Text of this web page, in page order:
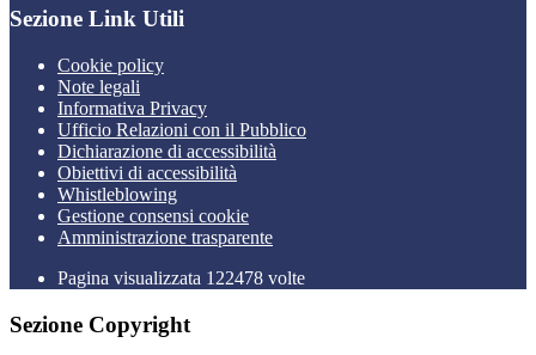
Sezione Link Utili
Cookie policy
Note legali
Informativa Privacy
Ufficio Relazioni con il Pubblico
Dichiarazione di accessibilità
Obiettivi di accessibilità
Whistleblowing
Gestione consensi cookie
Amministrazione trasparente
Pagina visualizzata 122478 volte
Sezione Copyright